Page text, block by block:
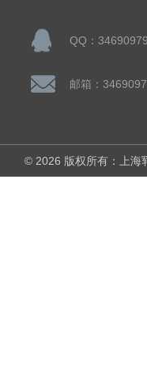
QQ：
邮箱：
© 2026 版权所有：上